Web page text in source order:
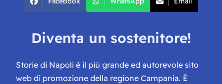
Diventa un sostenitore!
Storie di Napoli è il più grande ed autorevole sito
web di promozione della regione Campania. È